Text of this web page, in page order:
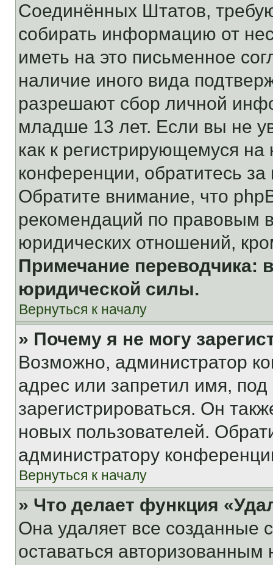
Соединённых Штатов,
собирать информацию от
иметь на это письменное
наличие иного вида
разрешают сбор личной
младше 13 лет. Если вы не
как к регистрирующемуся
конференции, обратитесь
Обратите внимание, что
рекомендаций по правовым
юридических отношений,
Примечание переводчика:
юридической силы.
Вернуться к началу
» Почему я не могу
Возможно, администратор
адрес или запретил имя,
зарегистрироваться. Он
новых пользователей.
администратору
Вернуться к началу
» Что делает функция
Она удаляет все созданные
оставаться